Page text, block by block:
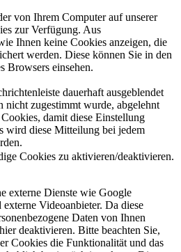
von Ihrem Computer auf unserer
zur Verfügung. Aus
Ihnen keine Cookies anzeigen, die
werden. Diese können Sie in den
Browsers einsehen.
dauerhaft ausgeblendet
nicht zugestimmt wurde, abgelehnt
damit diese Einstellung
wird diese Mitteilung bei jedem
Cookies zu aktivieren/deaktivieren.
externe Dienste wie Google
Videoanbieter. Da diese
Daten von Ihnen
deaktivieren. Bitte beachten Sie,
Cookies die Funktionalität und das